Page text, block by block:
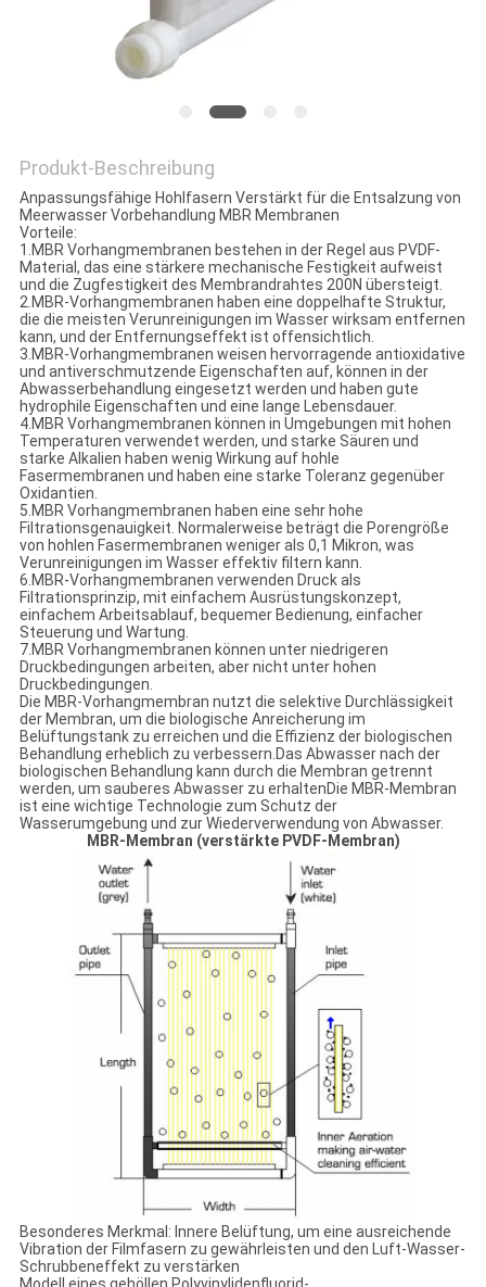
Produkt-Beschreibung
Anpassungsfähige Hohlfasern Verstärkt für die Entsalzung von
Meerwasser Vorbehandlung MBR Membranen
Vorteile:
1.MBR Vorhangmembranen bestehen in der Regel aus PVDF-
Material, das eine stärkere mechanische Festigkeit aufweist
und die Zugfestigkeit des Membrandrahtes 200N übersteigt.
2.MBR-Vorhangmembranen haben eine doppelhafte Struktur,
die die meisten Verunreinigungen im Wasser wirksam entfernen
kann, und der Entfernungseffekt ist offensichtlich.
3.MBR-Vorhangmembranen weisen hervorragende antioxidative
und antiverschmutzende Eigenschaften auf, können in der
Abwasserbehandlung eingesetzt werden und haben gute
hydrophile Eigenschaften und eine lange Lebensdauer.
4.MBR Vorhangmembranen können in Umgebungen mit hohen
Temperaturen verwendet werden, und starke Säuren und
starke Alkalien haben wenig Wirkung auf hohle
Fasermembranen und haben eine starke Toleranz gegenüber
Oxidantien.
5.MBR Vorhangmembranen haben eine sehr hohe
Filtrationsgenauigkeit. Normalerweise beträgt die Porengröße
von hohlen Fasermembranen weniger als 0,1 Mikron, was
Verunreinigungen im Wasser effektiv filtern kann.
6.MBR-Vorhangmembranen verwenden Druck als
Filtrationsprinzip, mit einfachem Ausrüstungskonzept,
einfachem Arbeitsablauf, bequemer Bedienung, einfacher
Steuerung und Wartung.
7.MBR Vorhangmembranen können unter niedrigeren
Druckbedingungen arbeiten, aber nicht unter hohen
Druckbedingungen.
Die MBR-Vorhangmembran nutzt die selektive Durchlässigkeit
der Membran, um die biologische Anreicherung im
Belüftungstank zu erreichen und die Effizienz der biologischen
Behandlung erheblich zu verbessern.Das Abwasser nach der
biologischen Behandlung kann durch die Membran getrennt
werden, um sauberes Abwasser zu erhaltenDie MBR-Membran
ist eine wichtige Technologie zum Schutz der
Wasserumgebung und zur Wiederverwendung von Abwasser.
MBR-Membran (verstärkte PVDF-Membran)
Besonderes Merkmal: Innere Belüftung, um eine ausreichende
Vibration der Filmfasern zu gewährleisten und den Luft-Wasser-
Schrubbeneffekt zu verstärken
Modell eines gehöllen Polyvinylidenfluorid-